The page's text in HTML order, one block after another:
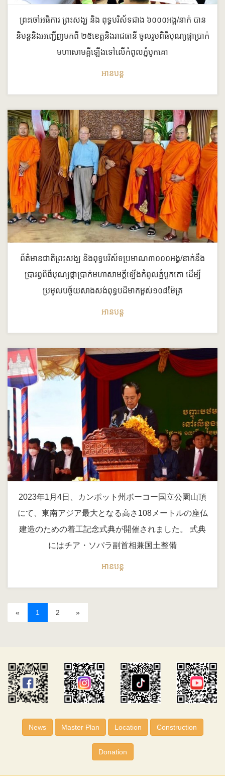
ព្រះចៅអធិការ ព្រះសង្ឃ និង ពុទ្ធបរិស័ទជាង ៦០០០អង្គ/នាក់ បាន
និមន្តនិងអញ្ជើញមកពី ២៥ខេត្តនិងរាជធានី ចូលរួមពិធីបុណ្យផ្កាប្រាក់
មហាសាមគ្គីឡើងទៅលើកំពូលភ្នំបូកគោ
អានបន្ត
ព័ត៌មានជាតិព្រះសង្ឃ និង​ពុ​ទ្ធ​បរិស័ទ​ប្រមាណ​៣០០០​អង្គ​/​នាក់​នឹង​
ប្រារព្ធ​ពិធីបុណ្យ​ផ្កា​ប្រាក់​មហា​សាមគ្គី​ឡើង​កំពូលភ្នំ​បូកគោ ដើម្បី​
ប្រមូល​បច្ច័យ​សាងសង់​ពុ​ទ្ធ​បដិមា​កម្ពស់​១០៨​ម៉ែត្រ
អានបន្ត
2023年1月4日、カンポット州ボーコー国立公園山頂
にて、東南アジア最大となる高さ108メートルの座仏
建造のための着工記念式典が開催されました。 式典
にはチア・ソパラ副首相兼国土整備
អានបន្ត
« 1 2 »
News Master Plan Location Construction
Donation